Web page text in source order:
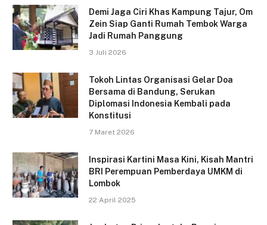
Demi Jaga Ciri Khas Kampung Tajur, Om
Zein Siap Ganti Rumah Tembok Warga
Jadi Rumah Panggung
3 Juli 2026
Tokoh Lintas Organisasi Gelar Doa
Bersama di Bandung, Serukan
Diplomasi Indonesia Kembali pada
Konstitusi
7 Maret 2026
Inspirasi Kartini Masa Kini, Kisah Mantri
BRI Perempuan Pemberdaya UMKM di
Lombok
22 April 2025